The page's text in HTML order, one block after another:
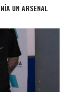
UN ARSENAL